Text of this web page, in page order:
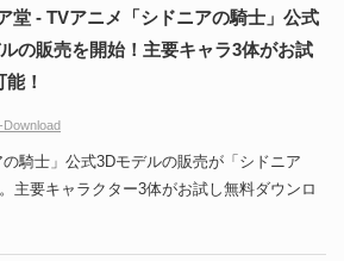
堂 - TVアニメ「シドニアの騎士」公式
の販売を開始！主要キャラ3体がお試
！
Download
騎士」公式3Dモデルの販売が「シドニア
主要キャラクター3体がお試し無料ダウンロ